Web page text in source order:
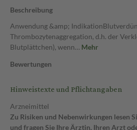
Beschreibung
Anwendung &amp;
Thrombozytenaggregation, d.h. der
Blutplättchen), wenn… Mehr
Bewertungen
Hinweistexte und Pflichtangaben
Arzneimittel
Zu Risiken und Nebenwirkungen lesen
und fragen Sie Ihre Ärztin, Ihren Arzt